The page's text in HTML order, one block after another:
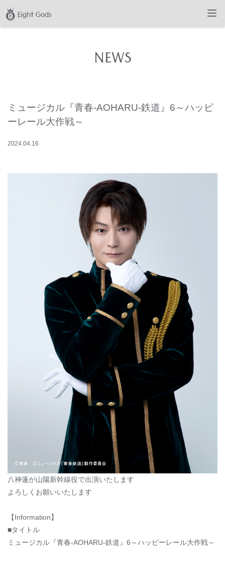
NEWS
ミュージカル『青春-AOHARU-鉄道』6～ハッピ
ーレール大作戦～
2024.04.16
八神蓮が山陽新幹線役で出演いたします
よろしくお願いいたします
【Information】
■タイトル
ミュージカル『青春-AOHARU-鉄道』6～ハッピーレール大作戦～